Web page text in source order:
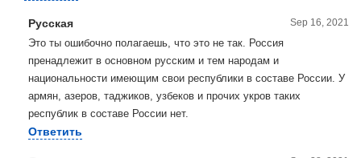
Русская Sep 16, 2021
Это ты ошибочно полагаешь, что это не так. Россия
пренадлежит в основном русским и тем народам и
национальности имеющим свои республики в составе России. У
армян, азеров, таджиков, узбеков и прочих укров таких
республик в составе России нет.
Ответить